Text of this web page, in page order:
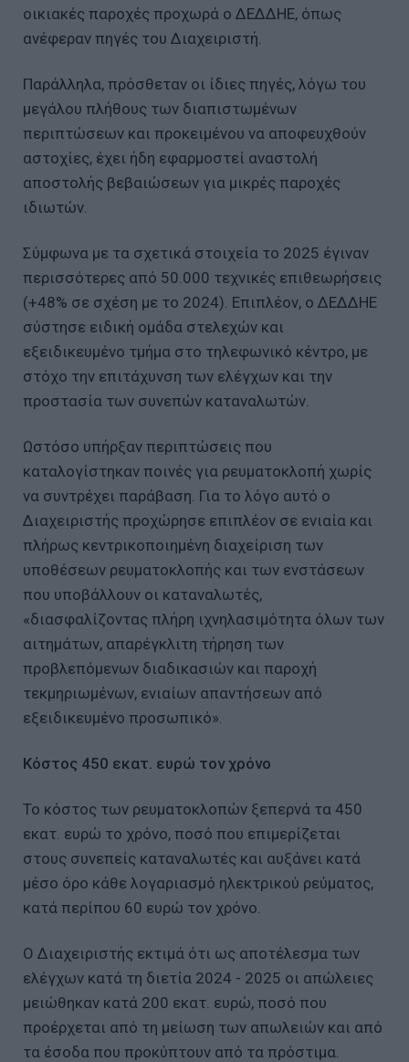
οικιακές παροχές προχωρά ο ΔΕΔΔΗΕ, όπως
ανέφεραν πηγές του Διαχειριστή.
Παράλληλα, πρόσθεταν οι ίδιες πηγές, λόγω του
μεγάλου πλήθους των διαπιστωμένων
περιπτώσεων και προκειμένου να αποφευχθούν
αστοχίες, έχει ήδη εφαρμοστεί αναστολή
αποστολής βεβαιώσεων για μικρές παροχές
ιδιωτών.
Σύμφωνα με τα σχετικά στοιχεία το 2025 έγιναν
περισσότερες από 50.000 τεχνικές επιθεωρήσεις
(+48% σε σχέση με το 2024). Επιπλέον, ο ΔΕΔΔΗΕ
σύστησε ειδική ομάδα στελεχών και
εξειδικευμένο τμήμα στο τηλεφωνικό κέντρο, με
στόχο την επιτάχυνση των ελέγχων και την
προστασία των συνεπών καταναλωτών.
Ωστόσο υπήρξαν περιπτώσεις που
καταλογίστηκαν ποινές για ρευματοκλοπή χωρίς
να συντρέχει παράβαση. Για το λόγο αυτό ο
Διαχειριστής προχώρησε επιπλέον σε ενιαία και
πλήρως κεντρικοποιημένη διαχείριση των
υποθέσεων ρευματοκλοπής και των ενστάσεων
που υποβάλλουν οι καταναλωτές,
«διασφαλίζοντας πλήρη ιχνηλασιμότητα όλων των
αιτημάτων, απαρέγκλιτη τήρηση των
προβλεπόμενων διαδικασιών και παροχή
τεκμηριωμένων, ενιαίων απαντήσεων από
εξειδικευμένο προσωπικό».
Κόστος 450 εκατ. ευρώ τον χρόνο
Το κόστος των ρευματοκλοπών ξεπερνά τα 450
εκατ. ευρώ το χρόνο, ποσό που επιμερίζεται
στους συνεπείς καταναλωτές και αυξάνει κατά
μέσο όρο κάθε λογαριασμό ηλεκτρικού ρεύματος,
κατά περίπου 60 ευρώ τον χρόνο.
Ο Διαχειριστής εκτιμά ότι ως αποτέλεσμα των
ελέγχων κατά τη διετία 2024 - 2025 οι απώλειες
μειώθηκαν κατά 200 εκατ. ευρώ, ποσό που
προέρχεται από τη μείωση των απωλειών και από
τα έσοδα που προκύπτουν από τα πρόστιμα.